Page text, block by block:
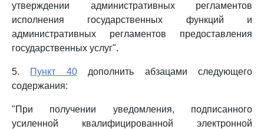
утверждении административных регламентов
исполнения государственных функций и
административных регламентов предоставления
государственных услуг".
5. Пункт 40дополнить абзацами следующего
содержания:
"При получении уведомления, подписанного
усиленной квалифицированной электронной